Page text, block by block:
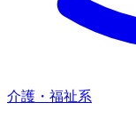
介護・福祉系